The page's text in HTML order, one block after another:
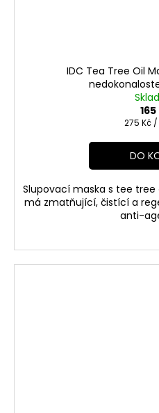
IDC Tea Tree Oil
Měrná
275 Kč
DO
Slupovací maska s tee
má zmatňující, čistící a
anti-